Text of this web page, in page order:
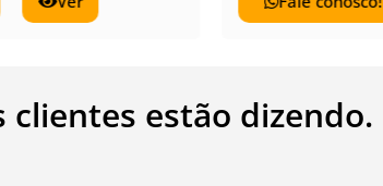
clientes estão dizendo.